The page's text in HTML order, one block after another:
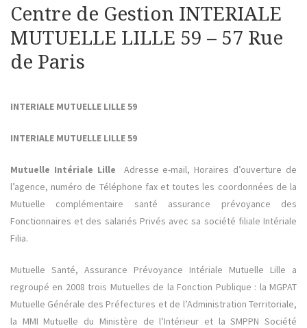
Centre de Gestion INTERIALE
MUTUELLE LILLE 59 – 57 Rue
de Paris
INTERIALE MUTUELLE LILLE 59
INTERIALE MUTUELLE LILLE 59
Mutuelle Intériale Lille Adresse e-mail, Horaires d’ouverture de
l’agence, numéro de Téléphone fax et toutes les coordonnées de la
Mutuelle complémentaire santé assurance prévoyance des
Fonctionnaires et des salariés Privés avec sa société filiale Intériale
Filia.
Mutuelle Santé, Assurance Prévoyance Intériale Mutuelle Lille a
regroupé en 2008 trois Mutuelles de la Fonction Publique : la MGPAT
Mutuelle Générale des Préfectures et de l’Administration Territoriale,
la MMI Mutuelle du Ministère de l’Intérieur et la SMPPN Société